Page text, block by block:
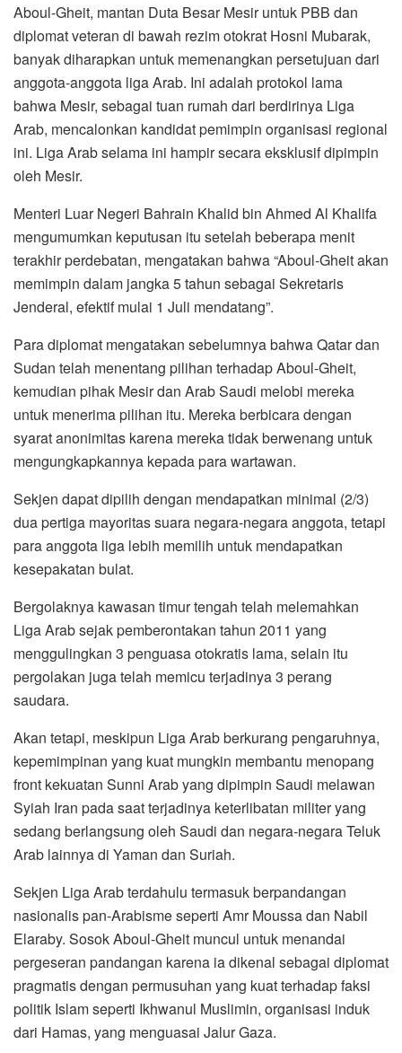
Aboul-Gheit, mantan Duta Besar Mesir untuk PBB dan
diplomat veteran di bawah rezim otokrat Hosni Mubarak,
banyak diharapkan untuk memenangkan persetujuan dari
anggota-anggota liga Arab. Ini adalah protokol lama
bahwa Mesir, sebagai tuan rumah dari berdirinya Liga
Arab, mencalonkan kandidat pemimpin organisasi regional
ini. Liga Arab selama ini hampir secara eksklusif dipimpin
oleh Mesir.
Menteri Luar Negeri Bahrain Khalid bin Ahmed Al Khalifa
mengumumkan keputusan itu setelah beberapa menit
terakhir perdebatan, mengatakan bahwa “Aboul-Gheit akan
memimpin dalam jangka 5 tahun sebagai Sekretaris
Jenderal, efektif mulai 1 Juli mendatang”.
Para diplomat mengatakan sebelumnya bahwa Qatar dan
Sudan telah menentang pilihan terhadap Aboul-Gheit,
kemudian pihak Mesir dan Arab Saudi melobi mereka
untuk menerima pilihan itu. Mereka berbicara dengan
syarat anonimitas karena mereka tidak berwenang untuk
mengungkapkannya kepada para wartawan.
Sekjen dapat dipilih dengan mendapatkan minimal (2/3)
dua pertiga mayoritas suara negara-negara anggota, tetapi
para anggota liga lebih memilih untuk mendapatkan
kesepakatan bulat.
Bergolaknya kawasan timur tengah telah melemahkan
Liga Arab sejak pemberontakan tahun 2011 yang
menggulingkan 3 penguasa otokratis lama, selain itu
pergolakan juga telah memicu terjadinya 3 perang
saudara.
Akan tetapi, meskipun Liga Arab berkurang pengaruhnya,
kepemimpinan yang kuat mungkin membantu menopang
front kekuatan Sunni Arab yang dipimpin Saudi melawan
Syiah Iran pada saat terjadinya keterlibatan militer yang
sedang berlangsung oleh Saudi dan negara-negara Teluk
Arab lainnya di Yaman dan Suriah.
Sekjen Liga Arab terdahulu termasuk berpandangan
nasionalis pan-Arabisme seperti Amr Moussa dan Nabil
Elaraby. Sosok Aboul-Gheit muncul untuk menandai
pergeseran pandangan karena ia dikenal sebagai diplomat
pragmatis dengan permusuhan yang kuat terhadap faksi
politik Islam seperti Ikhwanul Muslimin, organisasi induk
dari Hamas, yang menguasai Jalur Gaza.